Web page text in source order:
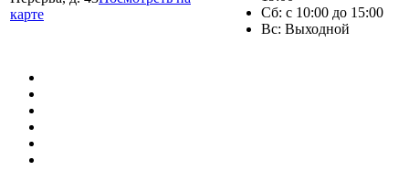
карте
Сб: с 10:00 до 15:00
Вс: Выходной